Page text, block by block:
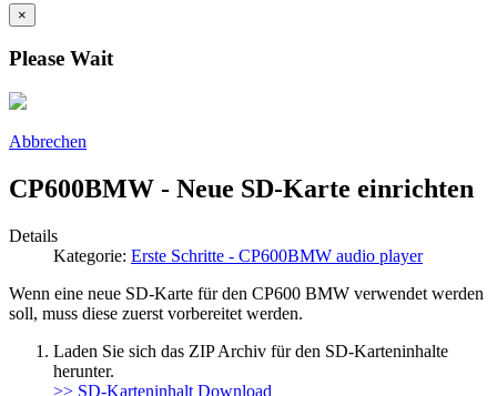
×
Please Wait
Abbrechen
CP600BMW - Neue SD-Karte einrichten
Details
Kategorie: Erste Schritte - CP600BMW audio player
Wenn eine neue SD-Karte für den CP600 BMW verwendet werden
soll, muss diese zuerst vorbereitet werden.
Laden Sie sich das ZIP Archiv für den SD-Karteninhalte
herunter.
>> SD-Karteninhalt Download